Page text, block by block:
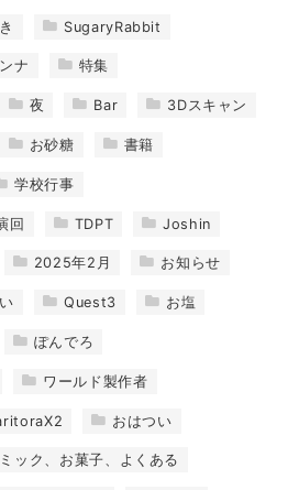
SugaryRabbit
ナ 特集
夜 Bar 3Dスキャン
お砂糖 書籍
学校行事
回 TDPT Joshin
2025年2月 お知らせ
Quest3 お塩
ぽんでろ
ワールド製作者
おはつい
ック、お菓子、よくある